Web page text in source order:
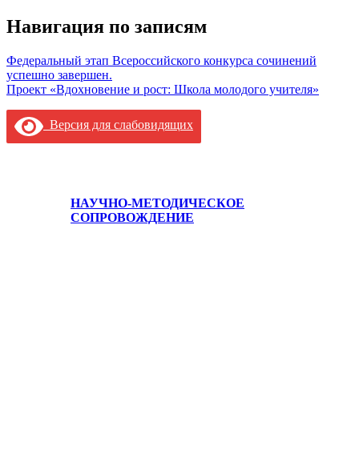
Навигация по записям
Федеральный этап Всероссийского конкурса сочинений
успешно завершен.
Проект «Вдохновение и рост: Школа молодого учителя»
Версия для слабовидящих
НАУЧНО-МЕТОДИЧЕСКОЕ
СОПРОВОЖДЕНИЕ